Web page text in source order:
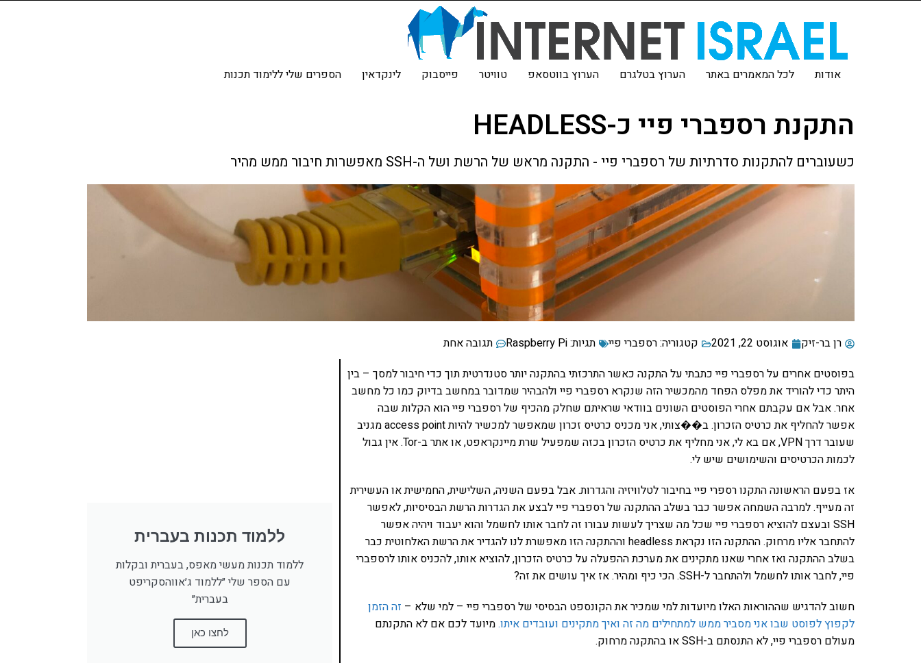
אודות לכל המאמרים באתר הערוץ בטלגרם הערוץ בווטסאפ טוויטר פייסבוק לינקדאין הספרים שלי ללימוד תכנות
התקנת רספברי פיי כ-HEADLESS
כשעוברים להתקנות סדרתיות של רספברי פיי - התקנה מראש של הרשת ושל ה-SSH מאפשרות חיבור ממש מהיר
רן בר-זיק אוגוסט 22, 2021 קטגוריה:רספברי פיי תגיות:Raspberry Pi
תגובה אחת
בפוסטים אחרים על רספברי פיי כתבתי על התקנה כאשר התרכזתי בהתקנה יותר סטנדרטית תוך כדי חיבור למסך – בין
היתר כדי להוריד את מפלס הפחד מהמכשיר הזה שנקרא רספברי פיי ולהבהיר שמדובר במחשב בדיוק כמו כל מחשב
אחר. אבל אם עקבתם אחרי הפוסטים השונים בוודאי שראיתם שחלק מהכיף של רספברי פיי הוא הקלות שבה
אפשר להחליף את כרטיס הזכרון. ב��צותי, אני מכניס כרטיס זכרון שמאפשר למכשיר להיות access point מגניב
שעובר דרך VPN, אם בא לי, אני מחליף את כרטיס הזכרון בכזה שמפעיל שרת מיינקראפט, או אתר ב-Tor. אין גבול
לכמות הכרטיסים והשימושים שיש לי.
אז בפעם הראשונה התקנו רספרי פיי בחיבור לטלוויזיה והגדרות. אבל בפעם השניה, השלישית, החמישית או העשירית
זה מעייף. למרבה השמחה אפשר כבר בשלב ההתקנה של רספברי פיי לבצע את הגדרות הרשת הבסיסיות, לאפשר
SSH ובעצם להוציא רספברי פיי שכל מה שצריך לעשות עבורו זה לחבר אותו לחשמל והוא יעבוד ויהיה אפשר
להתחבר אליו מרחוק. ההתקנה הזו נקראת headless וההתקנה הזו מאפשרת לנו להגדיר את הרשת האלחוטית כבר
בשלב ההתקנה ואז אחרי שאנו מתקינים את מערכת ההפעלה על כרטיס הזכרון, להוציא אותו, להכניס אותו לרספברי
פיי, לחבר אותו לחשמל ולהתחבר ל-SSH. הכי כיף ומהיר. אז איך עושים את זה?
חשוב להדגיש שההוראות האלו מיועדות למי שמכיר את הקונספט הבסיסי של רספברי פיי – למי שלא – זה הזמן
לקפוץ לפוסט שבו אני מסביר ממש למתחילים מה זה ואיך מתקינים ועובדים איתו.מיועד לכם אם לא התקנתם
מעולם רספברי פיי, לא התנסתם ב-SSH או בהתקנה מרחוק.
ללמוד תכנות בעברית
ללמוד תכנות מעשי מאפס, בעברית ובקלות
עם הספר שלי ״ללמוד ג׳אווהסקריפט
בעברית״
לחצו כאן